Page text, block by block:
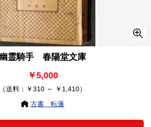
幽霊騎手 春陽堂文庫
￥5,000
（送料：￥310 ～ ￥1,410）
古書 転蓬